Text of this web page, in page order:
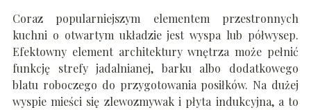
Coraz popularniejszym elementem przestronnych
kuchni o otwartym układzie jest wyspa lub półwysep.
Efektowny element architektury wnętrza może pełnić
funkcję strefy jadalnianej, barku albo dodatkowego
blatu roboczego do przygotowania posiłków. Na dużej
wyspie mieści się zlewozmywak i płyta indukcyjna, a to